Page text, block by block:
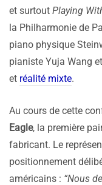
et surtout Playing
la Philharmonie de
piano physique
pianiste Yuja Wang
et réalité mixte.
Au cours de cette
Eagle, la première
fabricant. Le
positionnement
américains : “Nous